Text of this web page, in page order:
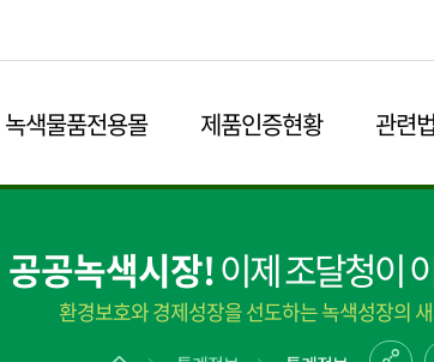
녹색물품전용몰 제품인증현황 관련
공공녹색시장!이제 조달청이
환경보호와 경제성장을 선도하는 녹색성장의